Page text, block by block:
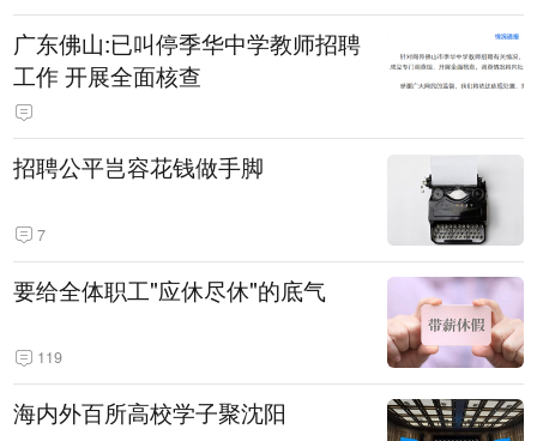
广东佛山:已叫停季华中学教师招聘
工作 开展全面核查
招聘公平岂容花钱做手脚
7
要给全体职工"应休尽休"的底气
119
海内外百所高校学子聚沈阳